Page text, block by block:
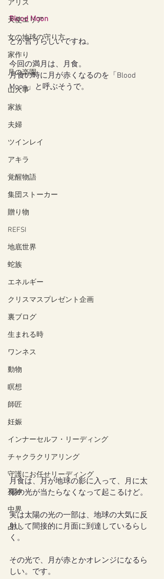
アリス
天使エリア
女の地球の守り方
家作り
月の楽園
山火事
家族
夫婦
ツインレイ
アキラ
覚醒物語
集団ストーカー
贈り物
REFSI
地底世界
蛇族
エネルギー
クリスマスプレゼント企画
裏ブログ
生まれる時
ワンネス
動物
瞑想
師匠
妊娠
インナーセルフ・リーディング
チャクラクリアリング
守護にお任せリーディング
死神
中界
占い
Blood Moon
とか言うらしいですね。
今回の満月は、月食。
月食の時に月が赤くなるのを「Blood
Moon」と呼ぶそうで。
月食は、月が地球の影に入って、月に太
陽の光が当たらなくなって起こるけど。
実は太陽の光の一部は、地球の大気に反
射して間接的に月面に到達しているらし
く。
その光で、月が赤とかオレンジになるら
しい。です。